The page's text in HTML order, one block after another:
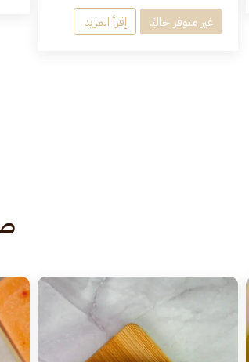
غير متوفر حاليًا إقرأ المزيد